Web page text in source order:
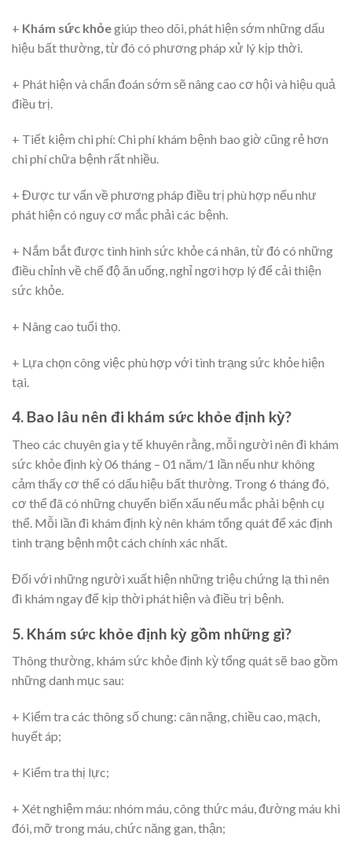
+ Khám sức khỏegiúp theo dõi, phát hiện sớm những dấu
hiệu bất thường, từ đó có phương pháp xử lý kịp thời.
+ Phát hiện và chẩn đoán sớm sẽ nâng cao cơ hội và hiệu quả
điều trị.
+ Tiết kiệm chi phí: Chi phí khám bệnh bao giờ cũng rẻ hơn
chi phí chữa bệnh rất nhiều.
+ Được tư vấn về phương pháp điều trị phù hợp nếu như
phát hiện có nguy cơ mắc phải các bệnh.
+ Nắm bắt được tình hình sức khỏe cá nhân, từ đó có những
điều chỉnh về chế độ ăn uống, nghỉ ngơi hợp lý để cải thiện
sức khỏe.
+ Nâng cao tuổi thọ.
+ Lựa chọn công việc phù hợp với tình trạng sức khỏe hiện
tại.
4. Bao lâu nên đi khám sức khỏe định kỳ?
Theo các chuyên gia y tế khuyên rằng, mỗi người nên đi khám
sức khỏe định kỳ 06 tháng – 01 năm/1 lần nếu như không
cảm thấy cơ thể có dấu hiệu bất thường. Trong 6 tháng đó,
cơ thể đã có những chuyển biến xấu nếu mắc phải bệnh cụ
thể. Mỗi lần đi khám định kỳ nên khám tổng quát để xác định
tình trạng bệnh một cách chính xác nhất.
Đối với những người xuất hiện những triệu chứng lạ thì nên
đi khám ngay để kịp thời phát hiện và điều trị bệnh.
5. Khám sức khỏe định kỳ gồm những gì?
Thông thường, khám sức khỏe định kỳ tổng quát sẽ bao gồm
những danh mục sau:
+ Kiểm tra các thông số chung: cân nặng, chiều cao, mạch,
huyết áp;
+ Kiểm tra thị lực;
+ Xét nghiệm máu: nhóm máu, công thức máu, đường máu khi
đói, mỡ trong máu, chức năng gan, thận;